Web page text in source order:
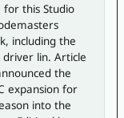
this Studio
including the
lin. Article
the
expansion for
into the